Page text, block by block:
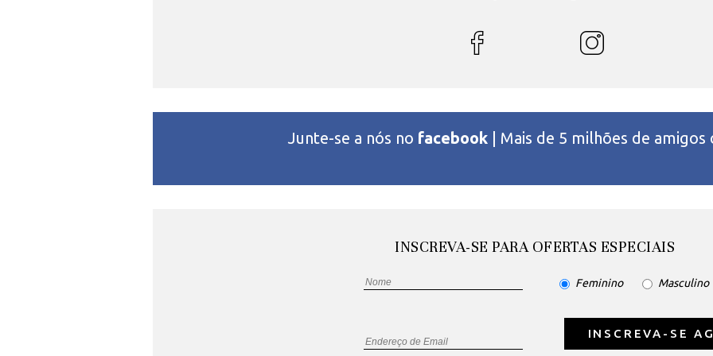
Junte-se a nós no facebook | Mais de 5 milhões de amigos
INSCREVA-SE PARA OFERTAS ESPECIAIS
Feminino Masculino
INSCREVA-SE